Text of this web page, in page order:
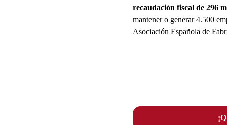
recaudación fiscal de 296
mantener o generar 4.500
Asociación Española de